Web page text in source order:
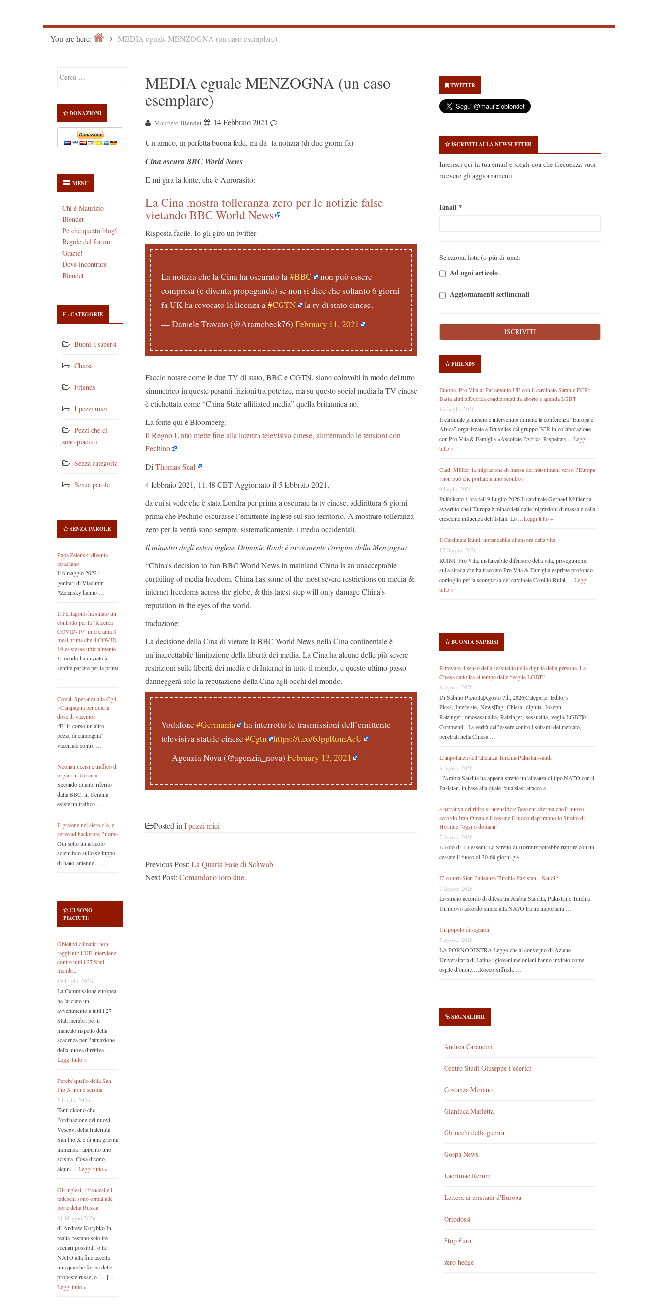
You are here: HomeMEDIA eguale MENZOGNA (un caso esemplare)
Sidebar
per:
DONAZIONI
MENU
Chi è Maurizio
Blondet
Perché questo blog?
Regole del forum
Grazie!
Dove incontrare
Blondet
CATEGORIE
Buoni a sapersi
Chiesa
Friends
I pezzi miei
Pezzi che ci
sono piaciuti
Senza categoria
Senza parole
SENZA PAROLE
Papà Zelenski diventa
israeliano
Il 6 maggio 2022 i
genitori di Vladimir
#Zelensky hanno …
Il Pentagono ha stilato un
contratto per la “Ricerca
COVID-19” in Ucraina 3
mesi prima che il COVID-
19 esistesse ufficialmente
Il mondo ha iniziato a
sentire parlare per la prima
…
Covid, Speranza alla Cgil:
«Campagna per quarta
dose di vaccino»
“E’ in corso un altro
pezzo di campagna”
vaccinale contro …
Neonati uccisi e traffico di
organi in Ucraina
Secondo quanto riferito
dalla BBC, in Ucraina
esiste un traffico …
Il grafene nel siero c’è, e
serve ad hackerare l’uomo
Qui sotto un articolo
scientifico sullo sviluppo
di nano-antenne – …
CI SONO
PIACIUTI:
Obiettivi climatici non
raggiunti: l’UE interviene
contro tutti i 27 Stati
membri.
19 Luglio 2026
La Commissione europea
ha lanciato un
avvertimento a tutti i 27
Stati membri per il
mancato rispetto della
scadenza per l’attuazione
della nuova direttiva …
Leggi tutto »
Perché quello della San
Pio X non è scisma
5 Luglio 2026
Tanti dicono che
l’ordinazione dei nuovi
Vescovi della fraternità
San Pio X è di una gravità
immensa , appunto uno
scisma. Cosa dicono
alcuni …Leggi tutto »
Gli inglesi, i francesi e i
tedeschi sono ormai alle
porte della Russia
31 Maggio 2026
di Andrew Korybko In
realtà, restano solo tre
scenari possibili: o la
NATO alla fine accetta
una qualche forma delle
proposte russe; o […] …
Leggi tutto »
MEDIA eguale MENZOGNA (un caso
esemplare)
Maurizio Blondet
14 Febbraio 2021
Un amico, in perfetta buona fede, mi dà la notizia (di due giorni fa)
Cina oscura BBC World News
E mi gira la fonte, che è Aurorasito:
La Cina mostra tolleranza zero per le notizie false
vietando BBC World News
Risposta facile. Io gli giro un twitter
La notizia che la Cina ha oscurato la#BBC
non può essere
compresa (e diventa propaganda) se non si dice che soltanto 6 giorni
fa UK ha revocato la licenza a#CGTN
la tv di stato cinese.
— Daniele Trovato (@Aramcheck76) February 11, 2021
Faccio notare come le due TV di stato, BBC e CGTN, siano coinvolti in modo del tutto
simmetrico in queste pesanti frizioni tra potenze, ma su questo social media la TV cinese
è etichettata come “China State-affiliated media” quella britannica no.
La fonte qui è Bloomberg:
Il Regno Unito mette fine alla licenza televisiva cinese, alimentando le tensioni con
Pechino
Di Thomas Seal
4 febbraio 2021, 11:48 CET Aggiornato il 5 febbraio 2021,
da cui si vede che è stata Londra per prima a oscurare la tv cinese, addirittura 6 giorni
prima che Pechino oscurasse l’emittente inglese sul suo territorio. A mostrare tolleranza
zero per la verità sono sempre, sistematicamente, i media occidentali.
Il ministro degli esteri inglese Dominic Raab è ovviamente l’origine della Menzogna:
“China’s decision to ban BBC World News in mainland China is an unacceptable
curtailing of media freedom. China has some of the most severe restrictions on media &
internet freedoms across the globe, & this latest step will only damage China’s
reputation in the eyes of the world.
traduzione:
La decisione della Cina di vietare la BBC World News nella Cina continentale è
un’inaccettabile limitazione della libertà dei media. La Cina ha alcune delle più severe
restrizioni sulle libertà dei media e di Internet in tutto il mondo, e questo ultimo passo
danneggerà solo la reputazione della Cina agli occhi del mondo.
Vodafone#Germania
ha interrotto le trasmissioni dell’emittente
televisiva statale cinese#Cgtn https://t.co/6JppRomAcU
— Agenzia Nova (@agenzia_nova) February 13, 2021
Posted in I pezzi miei
Previous Post: La Quarta Fase di Schwab
Next Post: Comandano loro due.
Sidebar
TWITTER
ISCRIVITI ALLA NEWSLETTER
Inserisci qui la tua email e scegli con che frequenza vuoi
ricevere gli aggiornamenti
Email *
Seleziona lista (o più di una):
Ad ogni articolo
Aggiornamenti settimanali
FRIENDS
Europa. Pro Vita al Parlamento UE con il cardinale Sarah e ECR:
Basta aiuti all’Africa condizionati da aborto e agenda LGBT
16 Luglio 2026
Il cardinale guineano è intervenuto durante la conferenza “Europa e
Africa” organizzata a Bruxelles dal gruppo ECR in collaborazione
con Pro Vita & Famiglia «Ascoltate l’Africa. Rispettate … Leggi
tutto »
Card. Müller: la migrazione di massa dei musulmani verso l’Europa
«non può che portare a uno scontro»
9 Luglio 2026
Pubblicato 1 ora fail 9 Luglio 2026 Il cardinale Gerhard Müller ha
avvertito che l’Europa è minacciata dalle migrazioni di massa e dalla
crescente influenza dell’Islam. Lo … Leggi tutto »
Il Cardinale Ruini, instancabile difensore della vita
17 Giugno 2026
RUINI. Pro Vita: instancabile difensore della vita, proseguiremo
sulla strada che ha tracciato Pro Vita & Famiglia esprime profondo
cordoglio per la scomparsa del cardinale Camillo Ruini, … Leggi
tutto »
BUONI A SAPERSI
Ritrovare il senso della sessualità nella dignità della persona. La
Chiesa cattolica al tempo delle “veglie LGBT”
8 Agosto 2026
Di Sabino Paciolla|Agosto 7th, 2026|Categorie: Editor’s
Picks, Interviste, News|Tag: Chiesa, dignità, Joseph
Ratzinger, omosessualità, Ratzinger, sessualità, veglie LGBT|0
Commenti La verità dell’essere contro i sofismi del mercato,
penetrati nella Chiesa …
L’impotanza dell’alleanza Turchia-Pakistan-saudi
8 Agosto 2026
: l’Arabia Saudita ha appena stretto un’alleanza di tipo NATO con il
Pakistan, in base alla quale “qualsiasi attacco a …
a narrativa del ritiro si intensifica: Bessent afferma che il nuovo
accordo Iran-Oman e il cessate il fuoco riapriranno lo Stretto di
Hormuz “oggi o domani”
7 Agosto 2026
L Foto di T Bessent: Lo Stretto di Hormuz potrebbe riaprire con un
cessate il fuoco di 30-60 giorni già …
E’ contro Sion l’alleanza Turchia-Pakistan – Saudi?
7 Agosto 2026
Lo strano accordo di difesa tra Arabia Saudita, Pakistan e Turchia
Un nuovo accordo simile alla NATO tra tre importanti …
Un popolo di segaioli
7 Agosto 2026
LA PORNODESTRA Leggo che al convegno di Azione
Universitaria di Latina i giovani meloniani hanno invitato come
ospite d’onore….Rocco Siffredi. …
SEGNALIBRI
Andrea Carancini
Centro Studi Giuseppe Federici
Costanza Miriano
Gianluca Marletta
Gli occhi della guerra
Gospa News
Lacrimae Rerum
Lettera ai cristiani d'Europa
Ortodossi
Stop €uro
zero hedge